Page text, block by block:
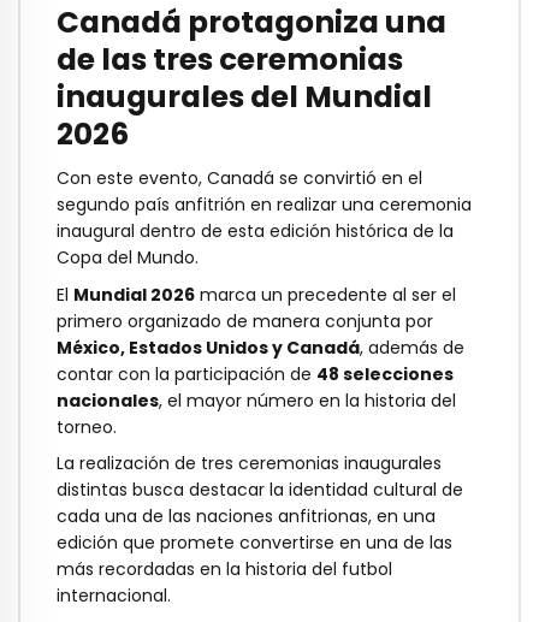
Canadá protagoniza una
de las tres ceremonias
inaugurales del Mundial
2026
Con este evento, Canadá se convirtió en el
segundo país anfitrión en realizar una ceremonia
inaugural dentro de esta edición histórica de la
Copa del Mundo.
El Mundial 2026 marca un precedente al ser el
primero organizado de manera conjunta por
México, Estados Unidos y Canadá, además de
contar con la participación de 48 selecciones
nacionales, el mayor número en la historia del
torneo.
La realización de tres ceremonias inaugurales
distintas busca destacar la identidad cultural de
cada una de las naciones anfitrionas, en una
edición que promete convertirse en una de las
más recordadas en la historia del futbol
internacional.